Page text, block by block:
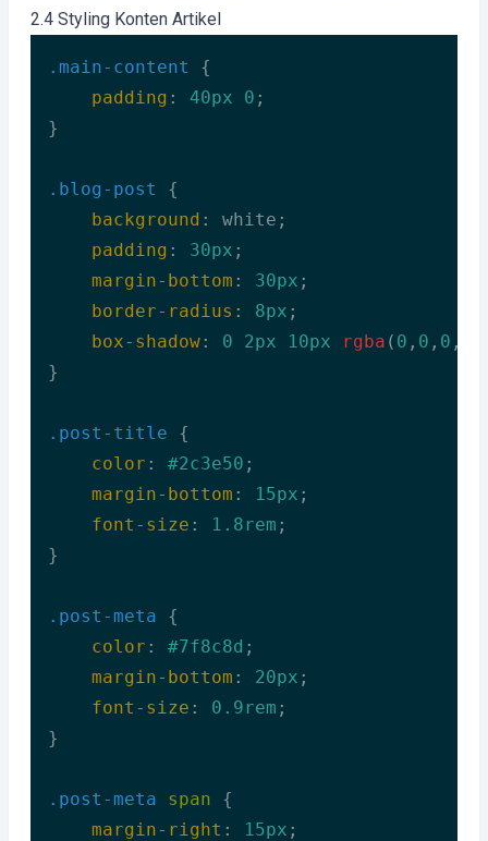
2.4 Styling Konten Artikel
.main-content
{
padding : 40px 0 ;
}
.blog-post
{
background : white;
padding : 30px ;
margin-bottom : 30px ;
border-radius : 8px ;
box-shadow : 0 2px 10px rgba ( 0 , 0 , 0 ,
}
.post-title {
color : #2c3e50 ;
margin-bottom : 15px ;
font-size : 1.8rem ;
}
.post-meta {
color : #7f8c8d ;
margin-bottom : 20px ;
font-size : 0.9rem ;
}
.post-meta span {
margin-right : 15px ;